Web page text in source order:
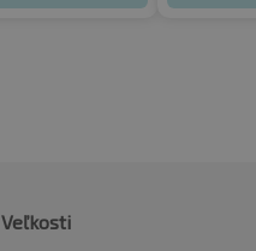
Veľkosti